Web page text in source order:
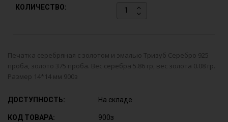
КОЛИЧЕСТВО:
Печатка серебряная с золотом и эмалью Тризуб Серебро 925
проба, золото 375 проба. Вес серебра 5.86 гр, вес золота 0.08 гр.
Размер 14*14 мм 900з
ДОСТУПНОСТЬ: На складе
КОД ТОВАРА: 900з